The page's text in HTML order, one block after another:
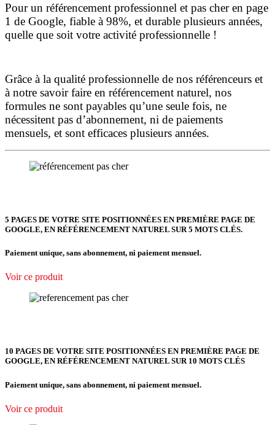
Pour un référencement professionnel et pas cher en page
1 de Google, fiable à 98%, et durable plusieurs années,
quelle que soit votre activité professionnelle !
Grâce à la qualité professionnelle de nos référenceurs et
à notre savoir faire en référencement naturel, nos
formules ne sont payables qu’une seule fois, ne
nécessitent pas d’abonnement, ni de paiements
mensuels, et sont efficaces plusieurs années.
5 PAGES DE VOTRE SITE POSITIONNÉES EN PREMIÈRE PAGE DE
GOOGLE, EN RÉFÉRENCEMENT NATUREL SUR 5 MOTS CLÉS.
Paiement unique, sans abonnement, ni paiement mensuel.
Voir ce produit
10 PAGES DE VOTRE SITE POSITIONNÉES EN PREMIÈRE PAGE DE
GOOGLE, EN RÉFÉRENCEMENT NATUREL SUR 10 MOTS CLÉS
Paiement unique, sans abonnement, ni paiement mensuel.
Voir ce produit